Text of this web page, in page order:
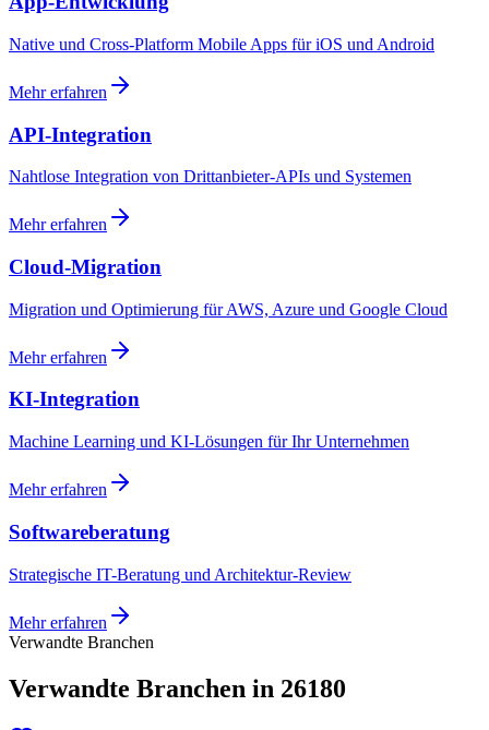
Native und Cross-Platform Mobile Apps für iOS und Android
Mehr erfahren
API-Integration
Nahtlose Integration von Drittanbieter-APIs und Systemen
Mehr erfahren
Cloud-Migration
Migration und Optimierung für AWS, Azure und Google Cloud
Mehr erfahren
KI-Integration
Machine Learning und KI-Lösungen für Ihr Unternehmen
Mehr erfahren
Softwareberatung
Strategische IT-Beratung und Architektur-Review
Mehr erfahren
Verwandte Branchen
Verwandte Branchen in 26180